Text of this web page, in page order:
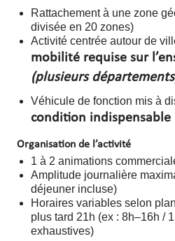
Rattachement à une zone
divisée en 20 zones)
Activité centrée autour de
mobilité requise sur
(plusieurs
Véhicule de fonction mis à
condition indispensable
Organisation de l’activité
1 à 2 animations
Amplitude journalière
déjeuner incluse)
Horaires variables selon
plus tard 21h (ex : 8h–16h /
exhaustives)